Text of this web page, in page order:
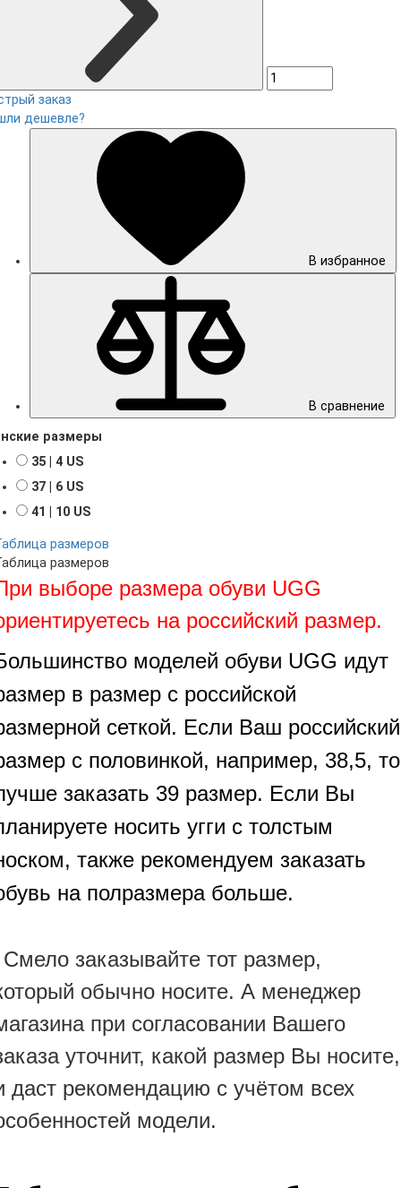
заказ
дешевле?
В избранное
В сравнение
размеры
35 | 4 US
37 | 6 US
41 | 10 US
размеров
размеров
выборе размера обуви UGG
на российский размер.
моделей обуви UGG идут
в размер с российской
сеткой. Если Ваш российский
с половинкой, например, 38,5, то
заказать 39 размер. Если Вы
носить угги с толстым
также рекомендуем заказать
на полразмера больше.
Смело заказывайте тот размер,
обычно носите. А менеджер
при согласовании Вашего
уточнит, какой размер Вы носите,
даст рекомендацию с учётом всех
модели.